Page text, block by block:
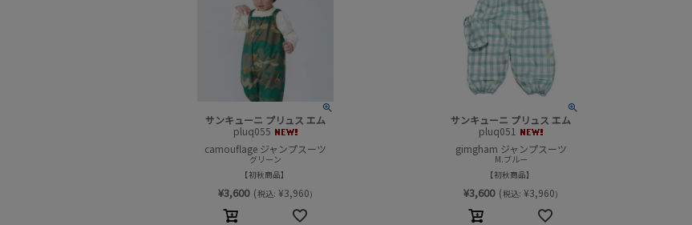
サンキューニ プリュス エム
pluq055
camouflage ジャンプスーツ
グリーン
初秋商品
¥3,600 (税込: ¥3,960)
サンキューニ プリュス エム
pluq051
gimgham ジャンプスーツ
M.ブルー
初秋商品
¥3,600 (税込: ¥3,960)